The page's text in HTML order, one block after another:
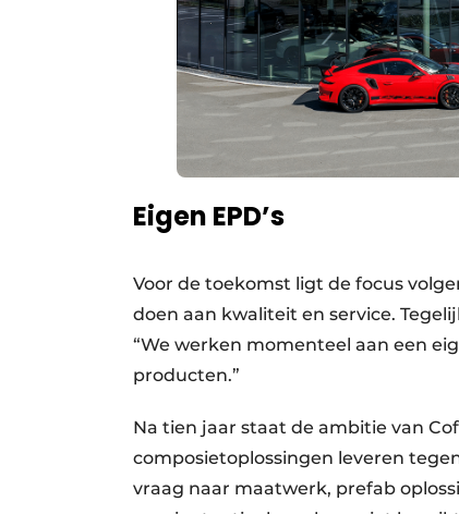
Eigen EPD’s
Voor de toekomst ligt de focus
doen aan kwaliteit en service.
“We werken momenteel aan een
producten.”
Na tien jaar staat de ambitie van
composietoplossingen leveren
vraag naar maatwerk, prefab